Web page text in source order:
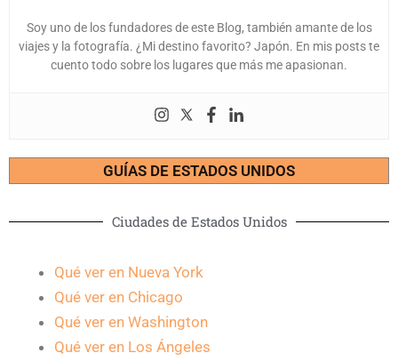
Soy uno de los fundadores de este Blog, también amante de los
viajes y la fotografía. ¿Mi destino favorito? Japón. En mis posts te
cuento todo sobre los lugares que más me apasionan.
GUÍAS DE ESTADOS UNIDOS
Ciudades de Estados Unidos
Qué ver en Nueva York
Qué ver en Chicago
Qué ver en Washington
Qué ver en Los Ángeles